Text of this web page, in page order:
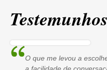
Testemunhos
O que me levou a